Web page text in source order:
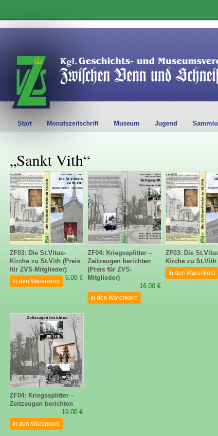
Start Monatszeitschrift Museum Jugend
„Sankt Vith“
ZF03: Die St.Vitus-
Kirche zu St.Vith (Preis
für ZVS-Mitglieder)
6.00 €
In den Warenkorb
ZF04: Kriegssplitter –
Zeitzeugen berichten
(Preis für ZVS-
Mitglieder)
16.00 €
In den Warenkorb
ZF03: Die
Kirche zu St.Vith
In den Warenkorb
ZF04: Kriegssplitter –
Zeitzeugen berichten
19.00 €
In den Warenkorb